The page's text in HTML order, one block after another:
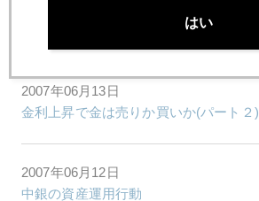
スイス 金250トン売却計画発表
2007年06月13日
金利上昇で金は売りか買いか(パート２)
2007年06月12日
中銀の資産運用行動
はい